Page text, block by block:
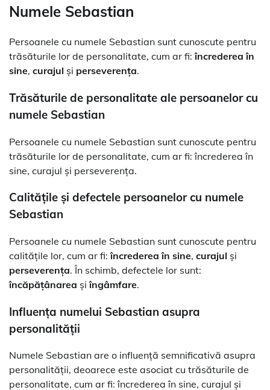
Numele Sebastian
Persoanele cu numele Sebastian sunt cunoscute pentru
trăsăturile lor de personalitate, cum ar fi:încrederea în
sine, curajul și perseverența.
Trăsăturile de personalitate ale persoanelor cu
numele Sebastian
Persoanele cu numele Sebastian sunt cunoscute pentru
trăsăturile lor de personalitate, cum ar fi: încrederea în
sine, curajul și perseverența.
Calitățile și defectele persoanelor cu numele
Sebastian
Persoanele cu numele Sebastian sunt cunoscute pentru
calitățile lor, cum ar fi:încrederea în sine, curajul și
perseverența. În schimb, defectele lor sunt:
încăpățânarea șiîngâmfare.
Influența numelui Sebastian asupra
personalității
Numele Sebastian are o influență semnificativă asupra
personalității, deoarece este asociat cu trăsăturile de
personalitate, cum ar fi: încrederea în sine, curajul și